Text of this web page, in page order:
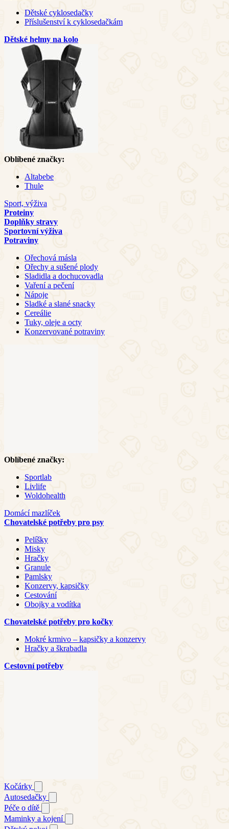
Dětské cyklosedačky
Příslušenství k cyklosedačkám
Dětské helmy na kolo
Oblíbené značky:
Altabebe
Thule
Sport, výživa
Proteiny
Doplňky stravy
Sportovní výživa
Potraviny
Ořechová másla
Ořechy a sušené plody
Sladidla a dochucovadla
Vaření a pečení
Nápoje
Sladké a slané snacky
Cereálie
Tuky, oleje a octy
Konzervované potraviny
Oblíbené značky:
Sportlab
Livlife
Woldohealth
Domácí mazlíček
Chovatelské potřeby pro psy
Pelíšky
Misky
Hračky
Granule
Pamlsky
Konzervy, kapsičky
Cestování
Obojky a vodítka
Chovatelské potřeby pro kočky
Mokré krmivo – kapsičky a konzervy
Hračky a škrabadla
Cestovní potřeby
Kočárky
Autosedačky
Péče o dítě
Maminky a kojení